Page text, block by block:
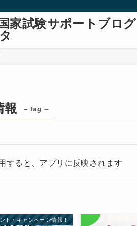
家試験サポートブログ
報 – tag –
すると、アプリに反映されます
ト・キャンペーン情報！